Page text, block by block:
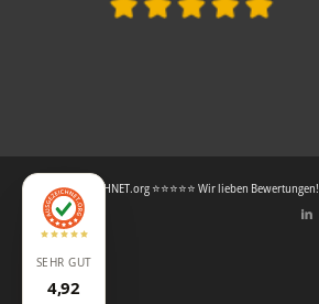
© AUSGEZEICHNET.org ⭐⭐⭐⭐⭐ Wir lieben Bewertungen!
SEHR GUT
4,92